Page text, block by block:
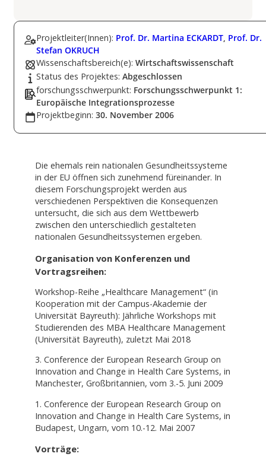
Projektleiter(Innen): Prof. Dr. Martina ECKARDT Prof. Dr.
Stefan OKRUCH
Wissenschaftsbereich(e): Wirtschaftswissenschaft
Status des Projektes: Abgeschlossen
forschungsschwerpunkt: Forschungsschwerpunkt 1:
Europäische Integrationsprozesse
Projektbeginn: 30. November 2006
Die ehemals rein nationalen Gesundheitssysteme
in der EU öffnen sich zunehmend füreinander. In
diesem Forschungsprojekt werden aus
verschiedenen Perspektiven die Konsequenzen
untersucht, die sich aus dem Wettbewerb
zwischen den unterschiedlich gestalteten
nationalen Gesundheitssystemen ergeben.
Organisation von Konferenzen und
Vortragsreihen:
Workshop-Reihe „Healthcare Management“ (in
Kooperation mit der Campus-Akademie der
Universität Bayreuth): Jährliche Workshops mit
Studierenden des MBA Healthcare Management
(Universität Bayreuth), zuletzt Mai 2018
3. Conference der European Research Group on
Innovation and Change in Health Care Systems, in
Manchester, Großbritannien, vom 3.-5. Juni 2009
1. Conference der European Research Group on
Innovation and Change in Health Care Systems, in
Budapest, Ungarn, vom 10.-12. Mai 2007
Vorträge: